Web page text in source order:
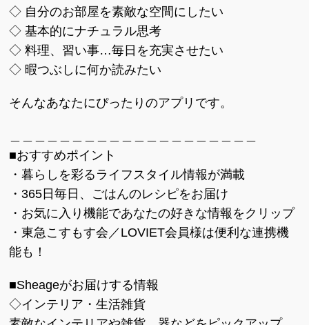
◇ 自分のお部屋を素敵な空間にしたい
◇ 基本的にナチュラル思考
◇ 料理、習い事…毎日を充実させたい
◇ 暇つぶしに何か読みたい
そんなあなたにぴったりのアプリです。
■おすすめポイント
・暮らしを彩るライフスタイル情報が満載
・365日毎日、ごはんのレシピをお届け
・お気に入り機能であなたの好きな情報をクリップ
・東急こすもす会／LOVIET会員様は便利な連携機
能も！
■Sheageがお届けする情報
◇インテリア・生活雑貨